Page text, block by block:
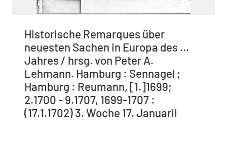
Historische Remarques über
neuesten Sachen in Europa des ...
Jahres / hrsg. von Peter A.
Lehmann. Hamburg : Sennagel ;
Hamburg : Reumann, [1.]1699;
2.1700 - 9.1707, 1699-1707 :
(17.1.1702) 3. Woche 17. Januarii